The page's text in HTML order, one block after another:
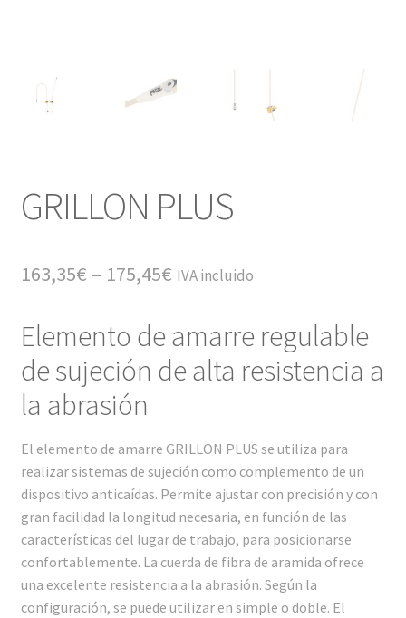
GRILLON PLUS
163,35€ – 175,45€ IVA incluido
Elemento de amarre regulable
de sujeción de alta resistencia a
la abrasión
El elemento de amarre GRILLON PLUS se utiliza para
realizar sistemas de sujeción como complemento de un
dispositivo anticaídas. Permite ajustar con precisión y con
gran facilidad la longitud necesaria, en función de las
características del lugar de trabajo, para posicionarse
confortablemente. La cuerda de fibra de aramida ofrece
una excelente resistencia a la abrasión. Según la
configuración, se puede utilizar en simple o doble. El